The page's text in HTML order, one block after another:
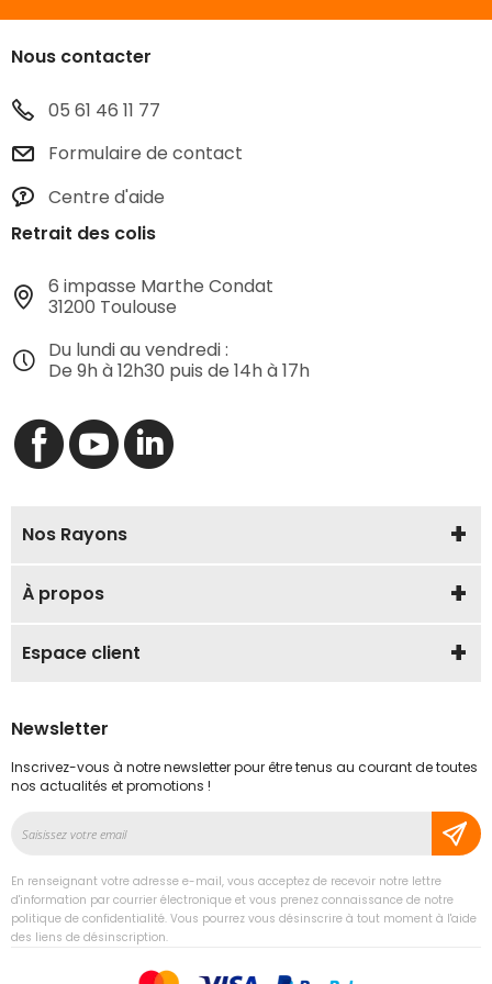
Nous contacter
05 61 46 11 77
Formulaire de contact
Centre d'aide
Retrait des colis
6 impasse Marthe Condat
31200 Toulouse
Du lundi au vendredi :
De 9h à 12h30 puis de 14h à 17h
Nos Rayons
À propos
Espace client
Newsletter
Inscrivez-vous à notre newsletter pour être tenus au courant de toutes
nos actualités et promotions !
notre
lettre
d’information
:
En renseignant votre adresse e-mail, vous acceptez de recevoir notre lettre
d'information par courrier électronique et vous prenez connaissance de notre
politique de confidentialité. Vous pourrez vous désinscrire à tout moment à l'aide
des liens de désinscription.